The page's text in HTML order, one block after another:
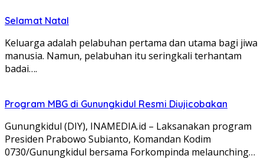
Selamat Natal
Keluarga adalah pelabuhan pertama dan utama bagi jiwa
manusia. Namun, pelabuhan itu seringkali terhantam
badai….
Program MBG di Gunungkidul Resmi Diujicobakan
Gunungkidul (DIY), INAMEDIA.id – Laksanakan program
Presiden Prabowo Subianto, Komandan Kodim
0730/Gunungkidul bersama Forkompinda melaunching…